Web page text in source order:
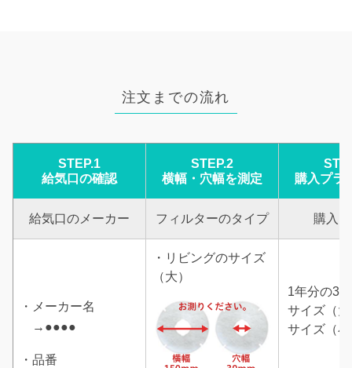
注文までの流れ
STEP.1
給気口の確認
STEP.2
横幅・穴幅を測定
購入プラ
給気口のメーカー フィルターのタイプ 購入
・メーカー名
→●●●●
・品番
・リビングのサイズ
（大）
1年分の36
サイズ（
サイズ（